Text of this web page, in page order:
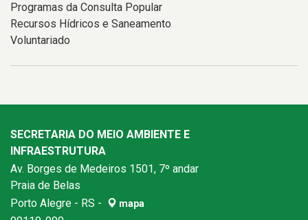
Programas da Consulta Popular
Recursos Hídricos e Saneamento
Voluntariado
SECRETARIA DO MEIO AMBIENTE E
INFRAESTRUTURA
Av. Borges de Medeiros 1501, 7º andar
Praia de Belas
Porto Alegre - RS -
mapa